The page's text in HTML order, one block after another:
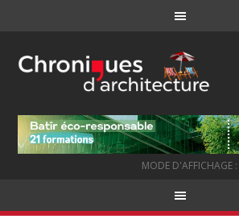
MODE D'AFFICHAGE :